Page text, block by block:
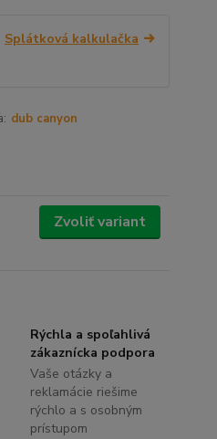
Splátková kalkulačka
dub canyon
Zvoliť variant
Rýchla a spoľahlivá
zákaznícka podpora
Vaše otázky a
reklamácie riešime
rýchlo a s osobným
prístupom